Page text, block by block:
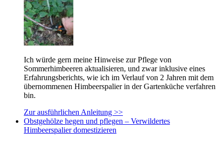
Ich würde gern meine Hinweise zur Pflege von
Sommerhimbeeren aktualisieren, und zwar inklusive eines
Erfahrungsberichts, wie ich im Verlauf von 2 Jahren mit dem
übernommenen Himbeerspalier in der Gartenküche verfahren
bin.
Zur ausführlichen Anleitung >>
Obstgehölze hegen und pflegen – Verwildertes
Himbeerspalier domestizieren